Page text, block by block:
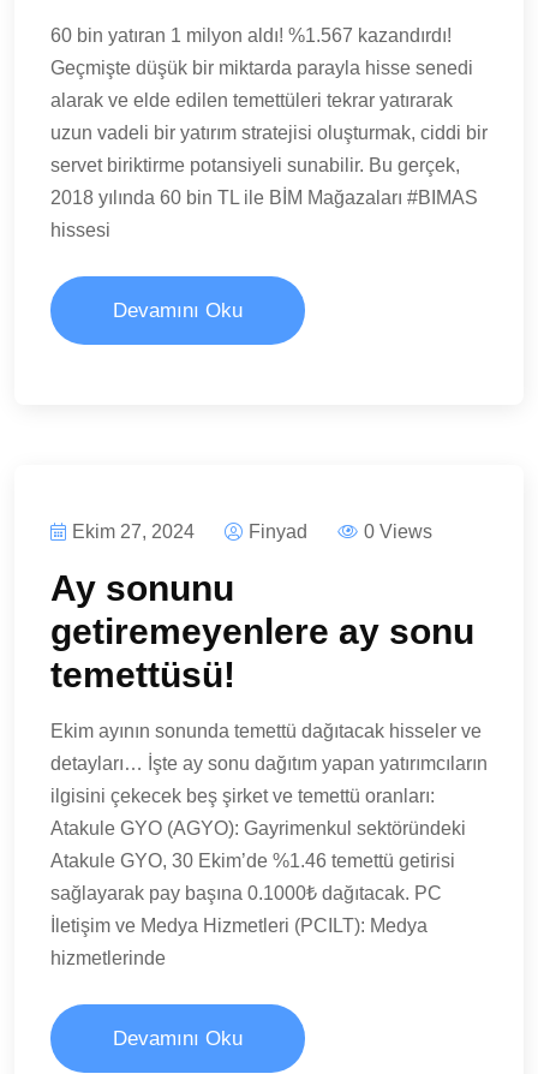
60 bin yatıran 1 milyon aldı! %1.567 kazandırdı!
Geçmişte düşük bir miktarda parayla hisse senedi
alarak ve elde edilen temettüleri tekrar yatırarak
uzun vadeli bir yatırım stratejisi oluşturmak, ciddi bir
servet biriktirme potansiyeli sunabilir. Bu gerçek,
2018 yılında 60 bin TL ile BİM Mağazaları #BIMAS
hissesi
Devamını Oku
Ekim 27, 2024 Finyad 0 Views
Ay sonunu
getiremeyenlere ay sonu
temettüsü!
Ekim ayının sonunda temettü dağıtacak hisseler ve
detayları… İşte ay sonu dağıtım yapan yatırımcıların
ilgisini çekecek beş şirket ve temettü oranları:
Atakule GYO (AGYO): Gayrimenkul sektöründeki
Atakule GYO, 30 Ekim’de %1.46 temettü getirisi
sağlayarak pay başına 0.1000₺ dağıtacak. PC
İletişim ve Medya Hizmetleri (PCILT): Medya
hizmetlerinde
Devamını Oku